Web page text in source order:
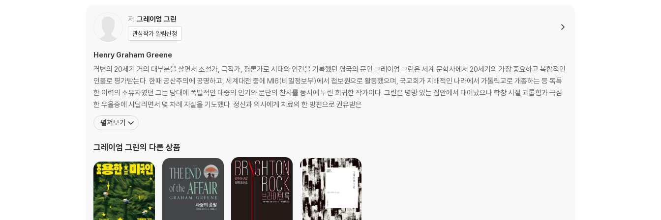
그레이엄 그린 연보
저 그레이엄 그린
관심작가 알림신청
Henry Graham Greene
격변의 20세기 거의 대부분을 살면서 소설가, 극작가, 평론가로 시대와 인간을 기록했던 영국의 문인 그레이엄 그린은 세계 문학사에서 20세기의 가장 중요하고 복합적인
인물로 평가받는다. 한때 공산주의에 공명하고, 세계대전 중에 MI6(비밀정보부)에서 첩보원으로 활동했으며, 국교회가 지배적인 나라에서 가톨릭교로 개종하는 등 독특
한 이력의 소유자였던 그는 당대에 폭발적인 대중의 인기와 문단의 찬사를 동시에 누린 희귀한 작가이다. 그린은 명망 있는 집안에서 태어났으나 학창 시절 괴롭힘과 극심
한 우울증에 시달리면서 몇 차례 자살을 기도했다. 정신과 의사에게 치료의 한 방편으로 권유받은
펼쳐보기
그레이엄 그린의 다른 상품